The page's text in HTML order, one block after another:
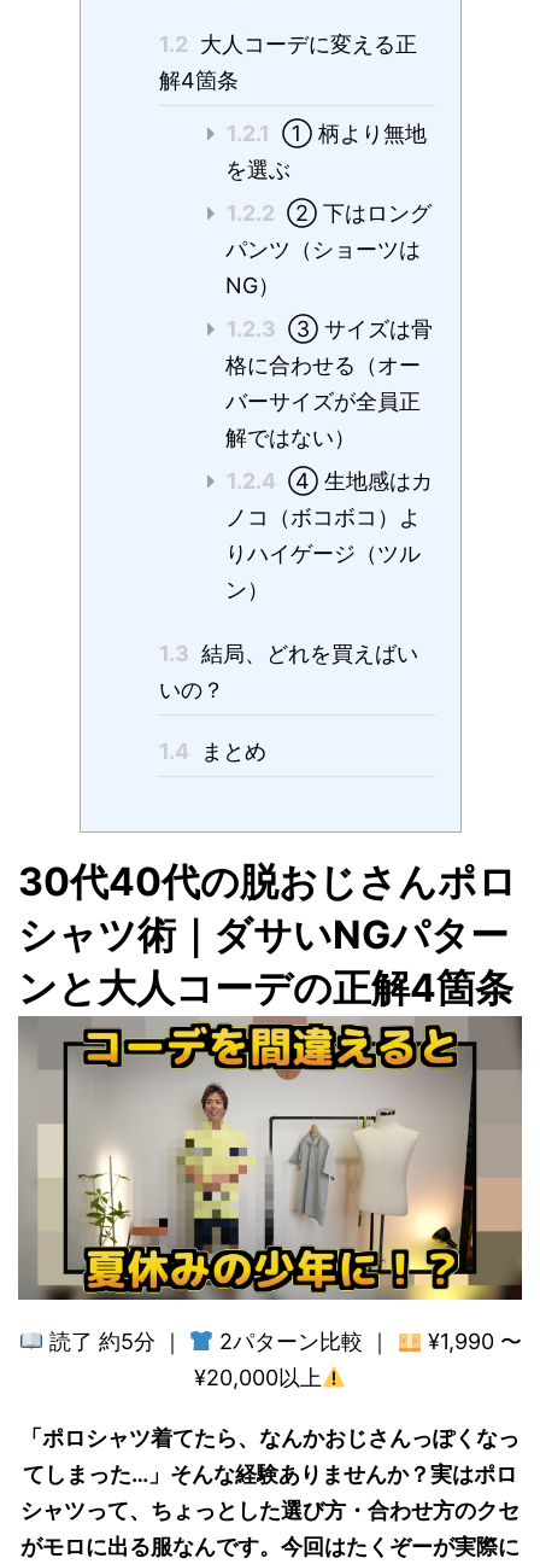
1.2 大人コーデに変える正
解4箇条
1.2.1 ① 柄より無地
を選ぶ
1.2.2 ② 下はロング
パンツ（ショーツは
NG）
1.2.3 ③ サイズは骨
格に合わせる（オー
バーサイズが全員正
解ではない）
1.2.4 ④ 生地感はカ
ノコ（ボコボコ）よ
りハイゲージ（ツル
ン）
1.3 結局、どれを買えばい
いの？
1.4 まとめ
30代40代の脱おじさんポロ
シャツ術｜ダサいNGパター
ンと大人コーデの正解4箇条
読了 約5分 ｜ 2パターン比較 ｜
¥1,990 〜
¥20,000以上
「ポロシャツ着てたら、なんかおじさんっぽくなっ
てしまった…」そんな経験ありませんか？実はポロ
シャツって、ちょっとした選び方・合わせ方のクセ
がモロに出る服なんです。今回はたくぞーが実際に